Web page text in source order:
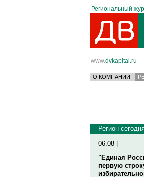
Региональный
www.dvkapital.ru
О КОМПАНИИ
Регион сегодня
06.08 |
"Единая
первую